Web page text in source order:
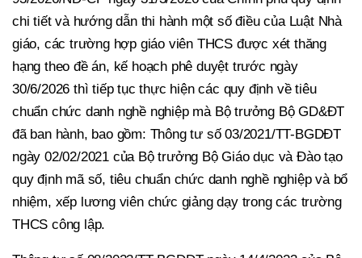
chi tiết và hướng dẫn thi hành một số điều của Luật Nhà
giáo, các trường hợp giáo viên THCS được xét thăng
hạng theo đề án, kế hoạch phê duyệt trước ngày
30/6/2026 thì tiếp tục thực hiện các quy định về tiêu
chuẩn chức danh nghề nghiệp mà Bộ trưởng Bộ GD&ĐT
đã ban hành, bao gồm: Thông tư số 03/2021/TT-BGDĐT
ngày 02/02/2021 của Bộ trưởng Bộ Giáo dục và Đào tạo
quy định mã số, tiêu chuẩn chức danh nghề nghiệp và bổ
nhiệm, xếp lương viên chức giảng dạy trong các trường
THCS công lập.